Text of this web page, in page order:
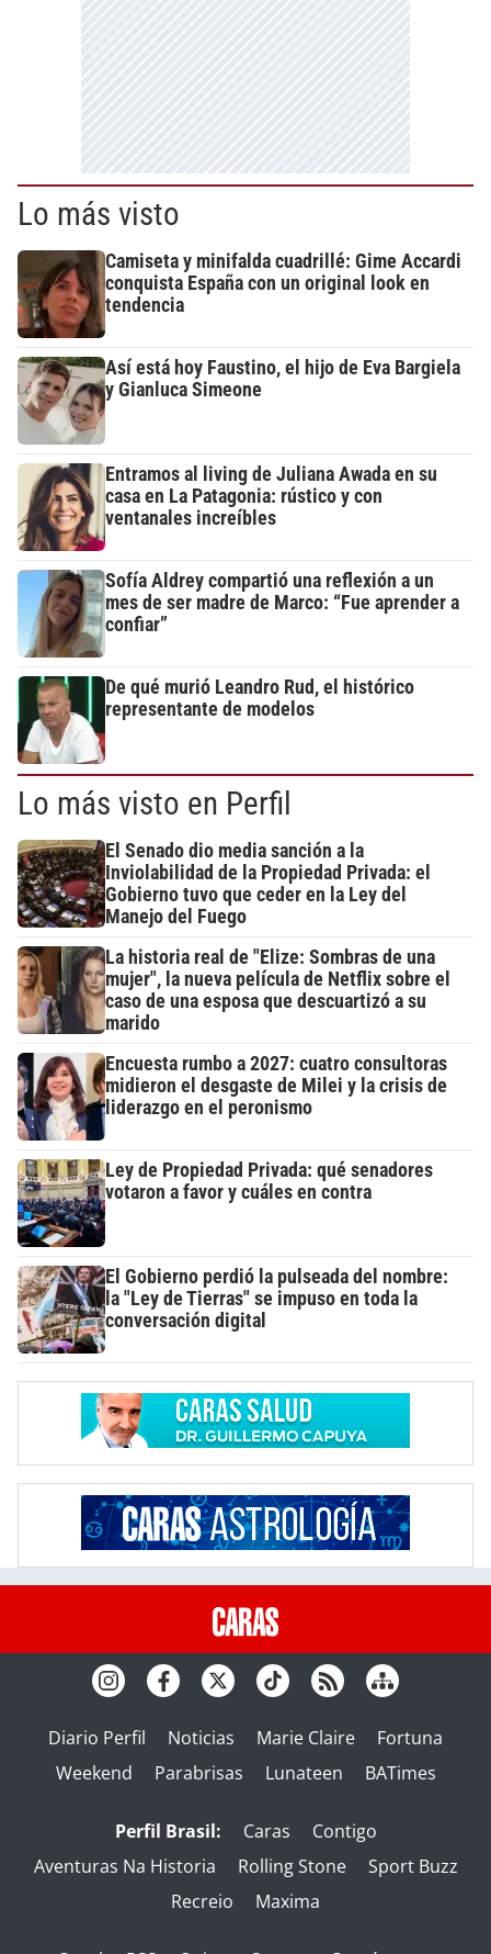
Lo más visto
Camiseta y minifalda cuadrillé: Gime Accardi
conquista España con un original look en
tendencia
Así está hoy Faustino, el hijo de Eva Bargiela
y Gianluca Simeone
Entramos al living de Juliana Awada en su
casa en La Patagonia: rústico y con
ventanales increíbles
Sofía Aldrey compartió una reflexión a un
mes de ser madre de Marco: “Fue aprender a
confiar”
De qué murió Leandro Rud, el histórico
representante de modelos
Lo más visto en Perfil
El Senado dio media sanción a la
Inviolabilidad de la Propiedad Privada: el
Gobierno tuvo que ceder en la Ley del
Manejo del Fuego
La historia real de "Elize: Sombras de una
mujer", la nueva película de Netflix sobre el
caso de una esposa que descuartizó a su
marido
Encuesta rumbo a 2027: cuatro consultoras
midieron el desgaste de Milei y la crisis de
liderazgo en el peronismo
Ley de Propiedad Privada: qué senadores
votaron a favor y cuáles en contra
El Gobierno perdió la pulseada del nombre:
la "Ley de Tierras" se impuso en toda la
conversación digital
Diario Perfil Noticias Marie Claire
Fortuna
Weekend
Parabrisas Lunateen BATimes
Perfil Brasil: Caras
Contigo
Aventuras Na Historia
Rolling Stone
Sport Buzz
Recreio
Maxima